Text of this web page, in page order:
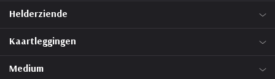
Helderziende
Kaartleggingen
Medium